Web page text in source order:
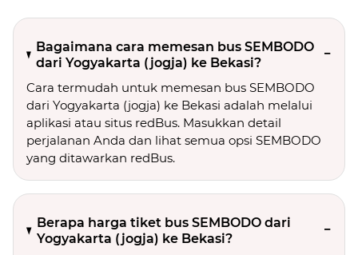
Bagaimana cara memesan bus SEMBODO
dari Yogyakarta (jogja) ke Bekasi?
Cara termudah untuk memesan bus SEMBODO
dari Yogyakarta (jogja) ke Bekasi adalah melalui
aplikasi atau situs redBus. Masukkan detail
perjalanan Anda dan lihat semua opsi SEMBODO
yang ditawarkan redBus.
Berapa harga tiket bus SEMBODO dari
Yogyakarta (jogja) ke Bekasi?